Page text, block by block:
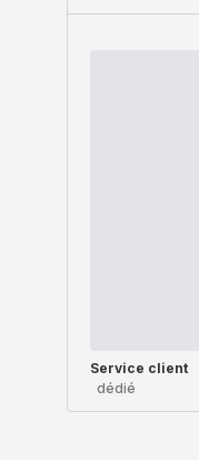
Service client
dédié